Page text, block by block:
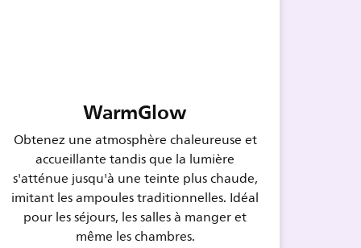
WarmGlow
Obtenez une atmosphère chaleureuse et
accueillante tandis que la lumière
s'atténue jusqu'à une teinte plus chaude,
imitant les ampoules traditionnelles. Idéal
pour les séjours, les salles à manger et
même les chambres.